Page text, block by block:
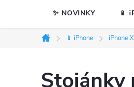
✨ NOVINKY 📱
Domů
📱 iPhone iPhone
Stojánky